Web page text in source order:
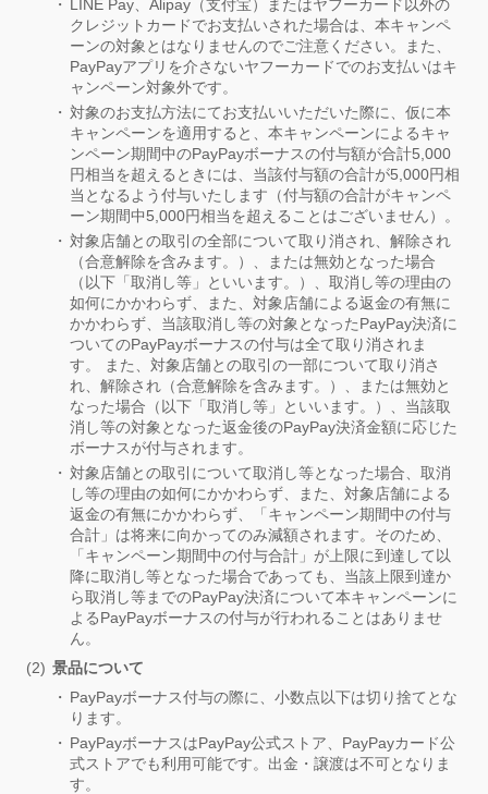
LINE Pay、Alipay（支付宝）またはヤフーカード以外の
クレジットカードでお支払いされた場合は、本キャンペ
ーンの対象とはなりませんのでご注意ください。また、
PayPayアプリを介さないヤフーカードでのお支払いはキ
ャンペーン対象外です。
対象のお支払方法にてお支払いいただいた際に、仮に本
キャンペーンを適用すると、本キャンペーンによるキャ
ンペーン期間中のPayPayボーナスの付与額が合計5,000
円相当を超えるときには、当該付与額の合計が5,000円相
当となるよう付与いたします（付与額の合計がキャンペ
ーン期間中5,000円相当を超えることはございません）。
対象店舗との取引の全部について取り消され、解除され
（合意解除を含みます。）、または無効となった場合
（以下「取消し等」といいます。）、取消し等の理由の
如何にかかわらず、また、対象店舗による返金の有無に
かかわらず、当該取消し等の対象となったPayPay決済に
ついてのPayPayボーナスの付与は全て取り消されま
す。 また、対象店舗との取引の一部について取り消さ
れ、解除され（合意解除を含みます。）、または無効と
なった場合（以下「取消し等」といいます。）、当該取
消し等の対象となった返金後のPayPay決済金額に応じた
ボーナスが付与されます。
対象店舗との取引について取消し等となった場合、取消
し等の理由の如何にかかわらず、また、対象店舗による
返金の有無にかかわらず、「キャンペーン期間中の付与
合計」は将来に向かってのみ減額されます。そのため、
「キャンペーン期間中の付与合計」が上限に到達して以
降に取消し等となった場合であっても、当該上限到達か
ら取消し等までのPayPay決済について本キャンペーンに
よるPayPayボーナスの付与が行われることはありませ
ん。
景品について
PayPayボーナス付与の際に、小数点以下は切り捨てとな
ります。
PayPayボーナスはPayPay公式ストア、PayPayカード公
式ストアでも利用可能です。出金・譲渡は不可となりま
す。